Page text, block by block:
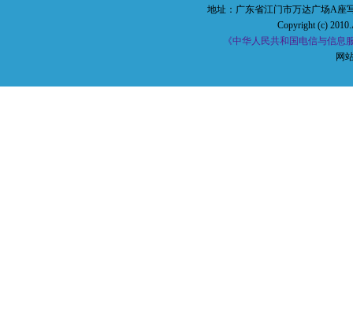
地址：广东省江门市万达广场A座
Copyright (c)
《中华人民共和国电信与信息
网